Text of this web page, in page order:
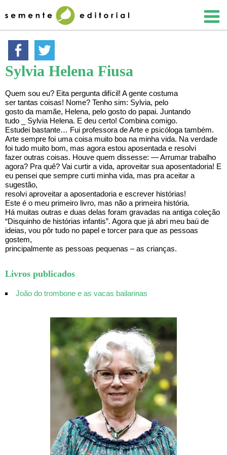
Sylvia Helena Fiusa
Quem sou eu? Eita pergunta difícil! A gente costuma
ser tantas coisas! Nome? Tenho sim: Sylvia, pelo
gosto da mamãe, Helena, pelo gosto do papai. Juntando
tudo _ Sylvia Helena. E deu certo! Combina comigo.
Estudei bastante… Fui professora de Arte e psicóloga também.
Arte sempre foi uma coisa muito boa na minha vida. Na verdade
foi tudo muito bom, mas agora estou aposentada e resolvi
fazer outras coisas. Houve quem dissesse: — Arrumar trabalho
agora? Pra quê? Vai curtir a vida, aproveitar sua aposentadoria! E
eu pensei que sempre curti minha vida, mas pra aceitar a
sugestão,
resolvi aproveitar a aposentadoria e escrever histórias!
Este é o meu primeiro livro, mas não a primeira história.
Há muitas outras e duas delas foram gravadas na antiga coleção
“Disquinho de histórias infantis”. Agora que já abri meu baú de
ideias, vou pôr tudo no papel e torcer para que as pessoas
gostem,
principalmente as pessoas pequenas – as crianças.
Livros publicados
João do trombone e as vacas bailarinas